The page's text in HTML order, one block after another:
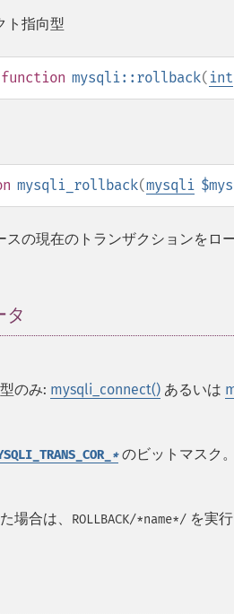
ト指向型
function mysqli::rollback( int
mysqli_rollback(mysqli
スの現在のトランザクションをロ
タ
のみ: mysqli_connect() あるいは
*のビットマスク。
場合は、
ROLLBACK/*name*/ を実行